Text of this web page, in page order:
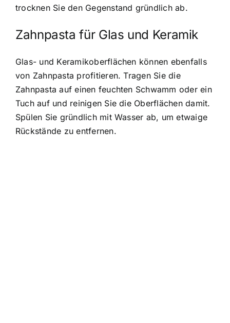
trocknen Sie den Gegenstand gründlich ab.
Zahnpasta für Glas und Keramik
Glas- und Keramikoberflächen können ebenfalls
von Zahnpasta profitieren. Tragen Sie die
Zahnpasta auf einen feuchten Schwamm oder ein
Tuch auf und reinigen Sie die Oberflächen damit.
Spülen Sie gründlich mit Wasser ab, um etwaige
Rückstände zu entfernen.